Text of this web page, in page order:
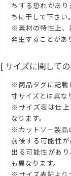
ちする恐れがあ
ちに干して下さい。
※素材の特性上、
発生することがあ
[ サイズに関して
※商品タグに記載
寸サイズとは異な
※サイズ表は仕上
なります。
※カットソー製品
前後する可能性
出る可能性があ
も異なります。